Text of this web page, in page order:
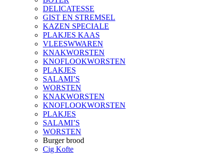
DELICATESSE
GIST EN STREMSEL
KAZEN SPECIALE
PLAKJES KAAS
VLEESWWAREN
KNAKWORSTEN
KNOFLOOKWORSTEN
PLAKJES
SALAMI’S
WORSTEN
KNAKWORSTEN
KNOFLOOKWORSTEN
PLAKJES
SALAMI’S
WORSTEN
Burger brood
Cig Kofte